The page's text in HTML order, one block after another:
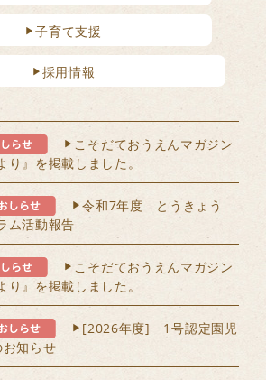
子育て支援
採用情報
こそだておうえんマガジン
り』を掲載しました。
令和7年度 とうきょう
ム活動報告
こそだておうえんマガジン
り』を掲載しました。
[2026年度] 1号認定園児
知らせ